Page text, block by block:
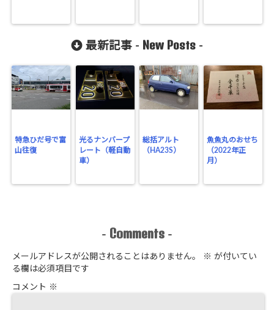
最新記事 - New Posts -
特急ひだ号で富
山往復
光るナンバープ
レート（軽自動
車）
総括アルト
（HA23S）
魚魚丸のおせち
（2022年正
月）
- Comments -
メールアドレスが公開されることはありません。 ※ が付いてい
る欄は必須項目です
コメント ※